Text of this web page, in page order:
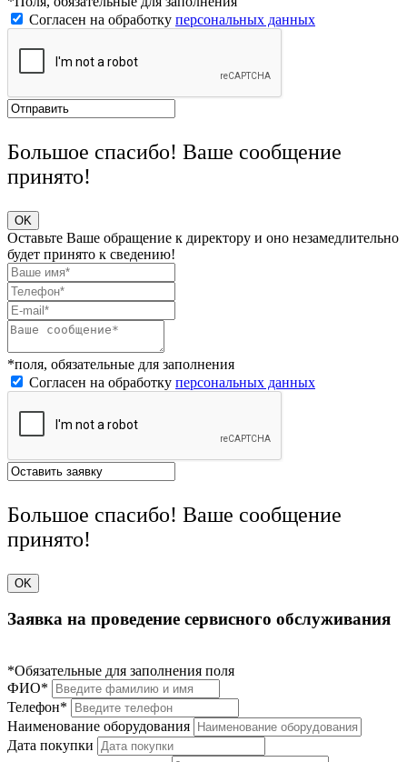
Согласен на обработку персональных данных
Большое спасибо! Ваше сообщение
принято!
OK
Оставьте Ваше обращение к директору и оно незамедлительно
будет принято к сведению!
*поля, обязательные для заполнения
Согласен на обработку персональных данных
Большое спасибо! Ваше сообщение
принято!
OK
Заявка на проведение сервисного обслуживания
*Обязательные для заполнения поля
ФИО*
Телефон*
Наименование оборудования
Дата покупки